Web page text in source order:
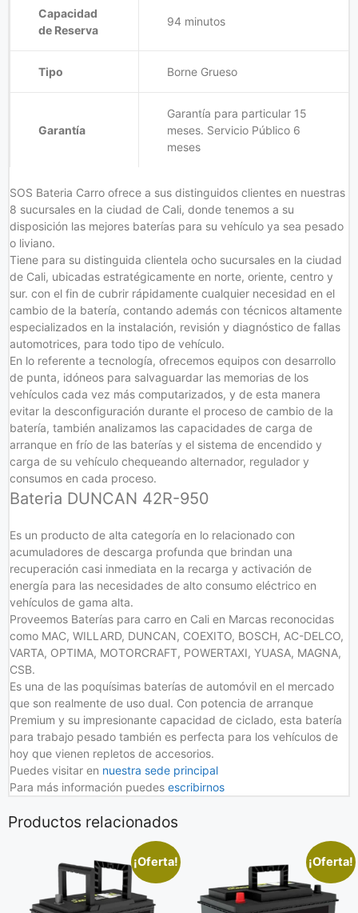
Capacidad
de Reserva
94 minutos
Tipo Borne Grueso
Garantía
Garantía para particular 15
meses. Servicio Público 6
meses
SOS Bateria Carro ofrece a sus distinguidos clientes en nuestras
8 sucursales en la ciudad de Cali, donde tenemos a su
disposición las mejores baterías para su vehículo ya sea pesado
o liviano.
Tiene para su distinguida clientela ocho sucursales en la ciudad
de Cali, ubicadas estratégicamente en norte, oriente, centro y
sur. con el fin de cubrir rápidamente cualquier necesidad en el
cambio de la batería, contando además con técnicos altamente
especializados en la instalación, revisión y diagnóstico de fallas
automotrices, para todo tipo de vehículo.
En lo referente a tecnología, ofrecemos equipos con desarrollo
de punta, idóneos para salvaguardar las memorias de los
vehículos cada vez más computarizados, y de esta manera
evitar la desconfiguración durante el proceso de cambio de la
batería, también analizamos las capacidades de carga de
arranque en frío de las baterías y el sistema de encendido y
carga de su vehículo chequeando alternador, regulador y
consumos en cada proceso.
Bateria DUNCAN 42R-950
Es un producto de alta categoría en lo relacionado con
acumuladores de descarga profunda que brindan una
recuperación casi inmediata en la recarga y activación de
energía para las necesidades de alto consumo eléctrico en
vehículos de gama alta.
Proveemos Baterías para carro en Cali en Marcas reconocidas
como MAC, WILLARD, DUNCAN, COEXITO, BOSCH, AC-DELCO,
VARTA, OPTIMA, MOTORCRAFT, POWERTAXI, YUASA, MAGNA,
CSB.
Es una de las poquísimas baterías de automóvil en el mercado
que son realmente de uso dual. Con potencia de arranque
Premium y su impresionante capacidad de ciclado, esta batería
para trabajo pesado también es perfecta para los vehículos de
hoy que vienen repletos de accesorios.
Puedes visitar en nuestra sede principal
Para más información puedes escribirnos
Productos relacionados
¡Oferta! ¡Oferta!